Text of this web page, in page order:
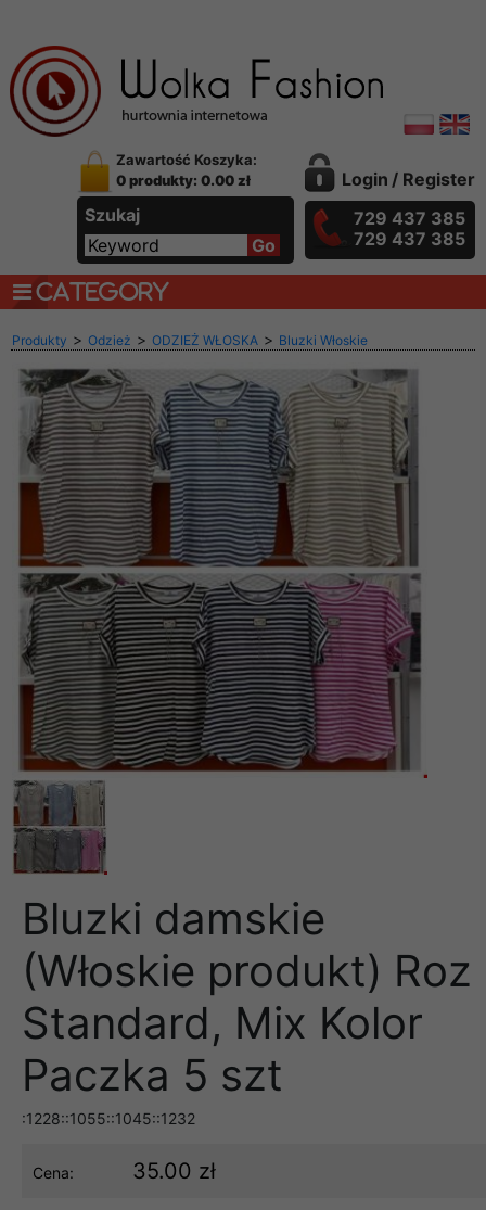
Zawartość Koszyka:
0 produkty: 0.00 zł
Szukaj
Login / Register
729 437 385
729 437 385
CATEGORY
Produkty > Odzież > ODZIEŻ WŁOSKA > Bluzki Włoskie
Bluzki damskie
(Włoskie produkt) Roz
Standard, Mix Kolor
Paczka 5 szt
:1228::1055::1045::1232
Cena: 35.00 zł